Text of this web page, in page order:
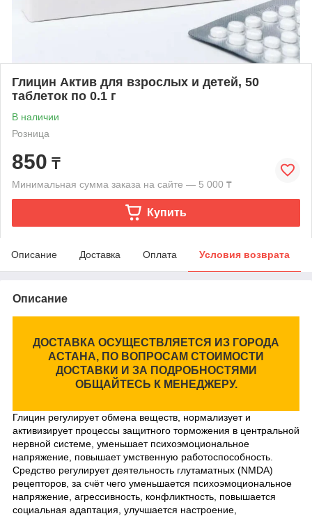
Глицин Актив для взрослых и детей, 50
таблеток по 0.1 г
В наличии
Розница
850 ₸
Минимальная сумма заказа на сайте — 5 000 ₸
Купить
Описание Доставка Оплата Условия возврата
Описание
ДОСТАВКА ОСУЩЕСТВЛЯЕТСЯ ИЗ ГОРОДА
АСТАНА, ПО ВОПРОСАМ СТОИМОСТИ
ДОСТАВКИ И ЗА ПОДРОБНОСТЯМИ
ОБЩАЙТЕСЬ К МЕНЕДЖЕРУ.
Глицин регулирует обмена веществ, нормализует и
активизирует процессы защитного торможения в центральной
нервной системе, уменьшает психоэмоциональное
напряжение, повышает умственную работоспособность.
Средство регулирует деятельность глутаматных (NMDA)
рецепторов, за счёт чего уменьшается психоэмоциональное
напряжение, агрессивность, конфликтность, повышается
социальная адаптация, улучшается настроение,